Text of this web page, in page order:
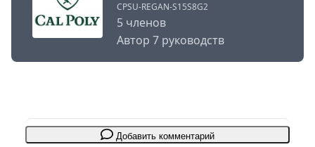
CPSU-REGAN-S15S8G2
5 членов
Автор 7 руководств
Добавить комментарий